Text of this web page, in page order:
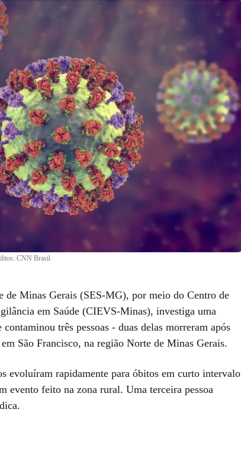
CNN Brasil
de Minas Gerais (SES-MG), por meio do Centro de
em Saúde (CIEVS-Minas), investiga uma
três pessoas - duas delas morreram após
São Francisco, na região Norte de Minas Gerais.
evoluíram rapidamente para óbitos em curto intervalo
evento feito na zona rural. Uma terceira pessoa